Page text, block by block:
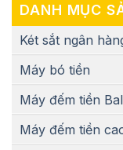
DANH MỤC
Két sắt ngân
Máy bó tiền
Máy đếm tiền
Máy đếm tiền